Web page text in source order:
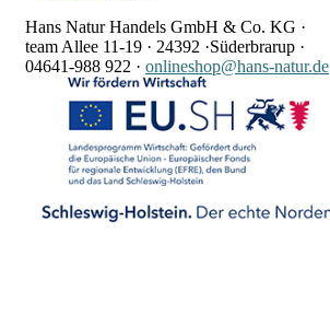
Hans Natur Handels GmbH & Co. KG ·
team Allee 11-19 · 24392 ·Süderbrarup ·
04641-988 922 · onlineshop@hans-natur.de